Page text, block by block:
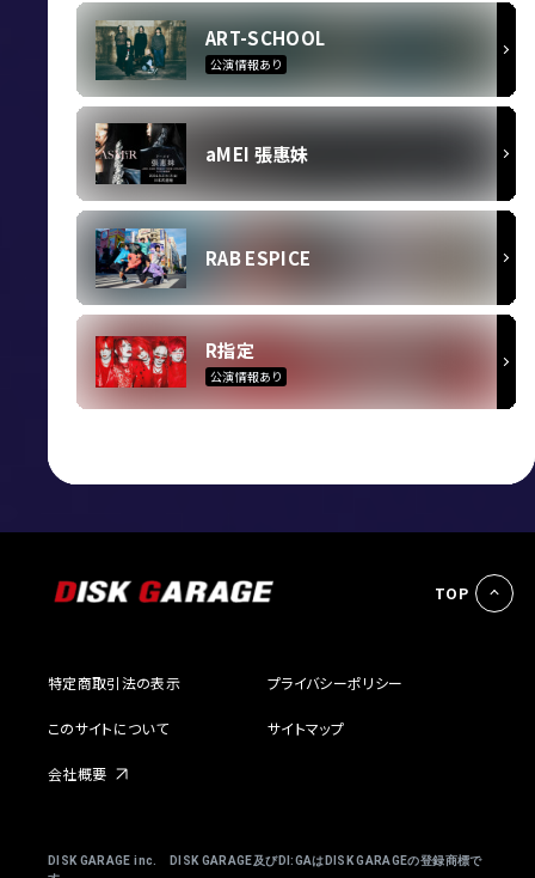
ART-SCHOOL
公演情報あり
aMEI 張惠妹
RAB ESPICE
R指定
公演情報あり
TOP
特定商取引法の表示 プライバシーポリシー
このサイトについて サイトマップ
会社概要
DISK GARAGE inc. DISK GARAGE及びDI:GAはDISK GARAGEの登録商標で